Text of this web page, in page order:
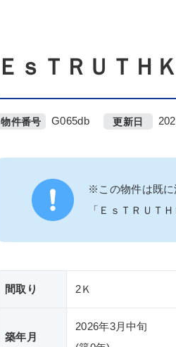
ＥｓＴＲＵＴＨ
物件番号 G065db 更新日
※この物件は既に
「ＥｓＴＲＵＴ
間取り 2Ｋ
築年月
2026年3月中旬